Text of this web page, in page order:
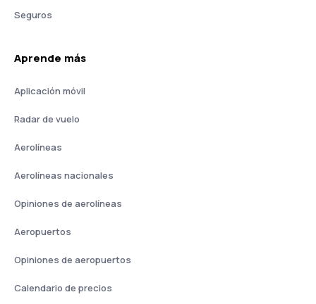
Seguros
Aprende más
Aplicación móvil
Radar de vuelo
Aerolíneas
Aerolíneas nacionales
Opiniones de aerolíneas
Aeropuertos
Opiniones de aeropuertos
Calendario de precios